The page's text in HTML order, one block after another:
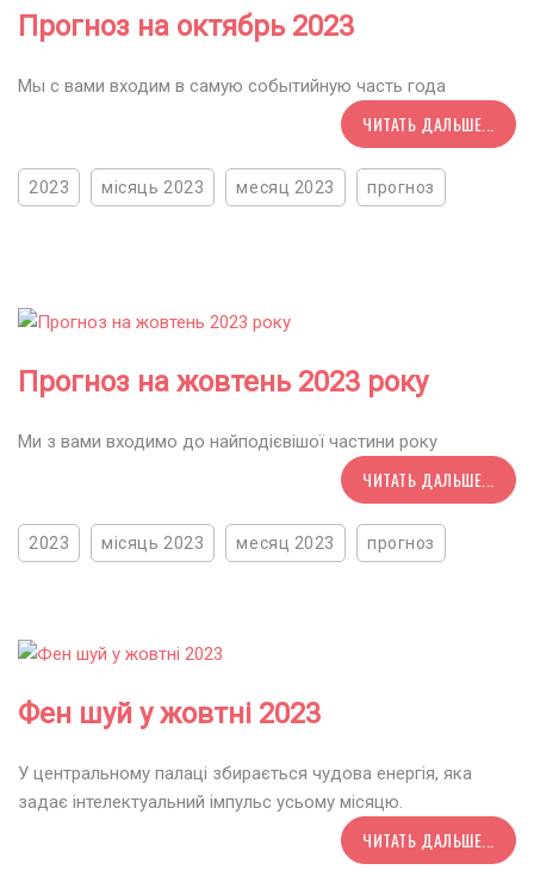
Прогноз на октябрь 2023
Мы с вами входим в самую событийную часть года
ЧИТАТЬ ДАЛЬШЕ...
2023 місяць 2023 месяц 2023 прогноз
Прогноз на жовтень 2023 року
Ми з вами входимо до найподієвішої частини року
ЧИТАТЬ ДАЛЬШЕ...
2023 місяць 2023 месяц 2023 прогноз
Фен шуй у жовтні 2023
У центральному палаці збирається чудова енергія, яка
задає інтелектуальний імпульс усьому місяцю.
ЧИТАТЬ ДАЛЬШЕ...